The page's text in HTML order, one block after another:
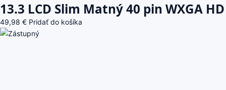
13.3 LCD Slim Matný 40 pin WXGA HD
49,98 € Pridať do košíka